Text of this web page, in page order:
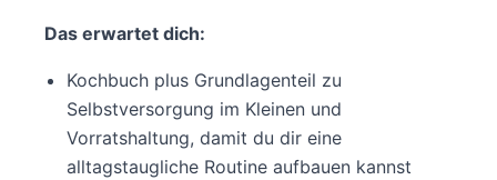
Das erwartet dich:
Kochbuch plus Grundlagenteil zu
Selbstversorgung im Kleinen und
Vorratshaltung, damit du dir eine
alltagstaugliche Routine aufbauen kannst